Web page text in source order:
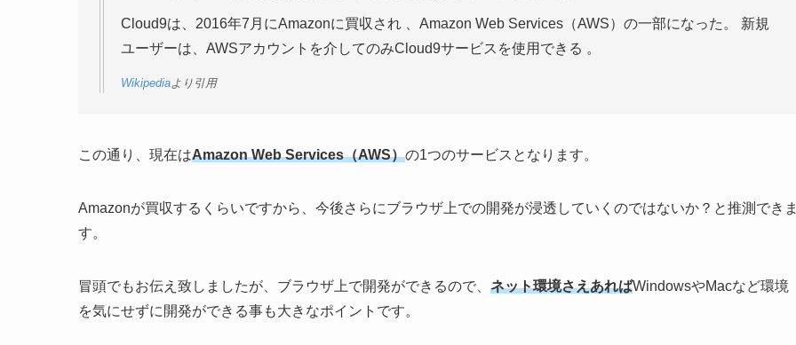
Cloud9は、2016年7月にAmazonに買収され 、Amazon Web Services（AWS）の一部になった。 新規
ユーザーは、AWSアカウントを介してのみCloud9サービスを使用できる 。
Wikipediaより引用
この通り、現在はAmazon Web Services（AWS）の1つのサービスとなります。
Amazonが買収するくらいですから、今後さらにブラウザ上での開発が浸透していくのではないか？と推測できま
す。
冒頭でもお伝え致しましたが、ブラウザ上で開発ができるので、 ネット環境さえあればWindowsやMacなど環境
を気にせずに開発ができる事も大きなポイントです。